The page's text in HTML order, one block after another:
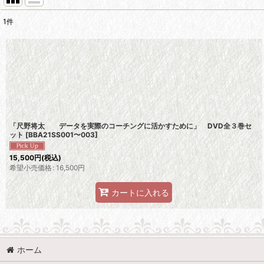
並び順:
1件
「尺野将太 データを実際のコーチングに活かすために」 DVD全３巻セ
ット [BBA21SS001〜003]
15,500円(税込)
希望小売価格: 16,500円
カートに入れる
ホーム